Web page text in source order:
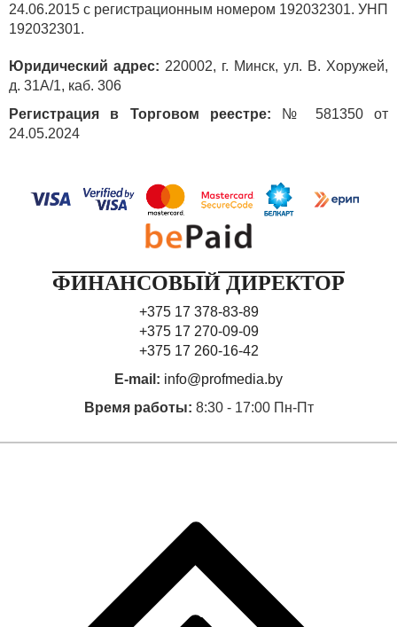
24.06.2015 с регистрационным номером 192032301. УНП
192032301.
Юридический адрес: 220002, г. Минск, ул. В. Хоружей,
д. 31А/1, каб. 306
Регистрация в Торговом реестре: № 581350 от
24.05.2024
ФИНАНСОВЫЙ ДИРЕКТОР
+375 17 378-83-89
+375 17 270-09-09
+375 17 260-16-42
E-mail: info@profmedia.by
Время работы: 8:30 - 17:00 Пн-Пт